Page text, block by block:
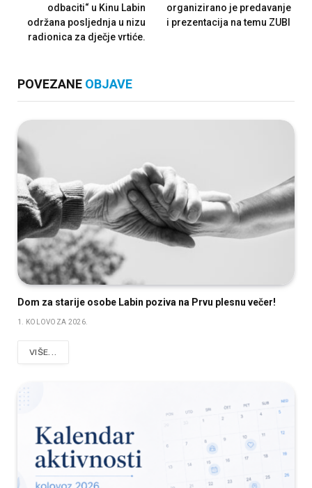
odbaciti“ u Kinu Labin
održana posljednja u nizu
radionica za dječje vrtiće.
organizirano je predavanje
i prezentacija na temu ZUBI
POVEZANE OBJAVE
Dom za starije osobe Labin poziva na Prvu plesnu večer!
1. KOLOVOZA 2026.
VIŠE...